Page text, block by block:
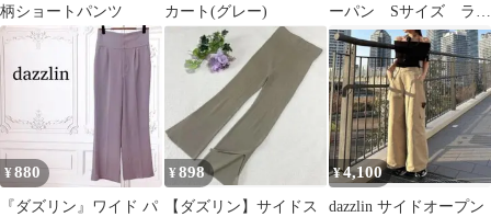
柄ショートパンツ
カート(グレー)
ーパン Sサイズ ライ
トブルー
¥880
『ダズリン』ワイド パ
¥898
【ダズリン】サイドス
¥4,100
dazzlin サイドオープン